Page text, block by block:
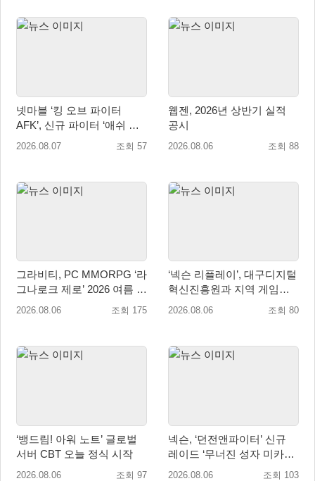
넷마블 ‘킹 오브 파이터
AFK’, 신규 파이터 ‘애쉬 크
림존’ 업데이트
2026.08.07 조회 57
웹젠, 2026년 상반기 실적
공시
2026.08.06 조회 88
그라비티, PC MMORPG ‘라
그나로크 제로’ 2026 여름 프
로모션 진행!
2026.08.06 조회 175
‘넥슨 리플레이’, 대구디지털
혁신진흥원과 지역 게임산
업 육성 위한 업무협약 체결
2026.08.06 조회 80
‘뱅드림! 아워 노트’ 글로벌
서버 CBT 오늘 정식 시작
2026.08.06 조회 97
넥슨, ‘던전앤파이터’ 신규
레이드 ‘무너진 성자 미카엘
라’ 업데이트!
2026.08.06 조회 103